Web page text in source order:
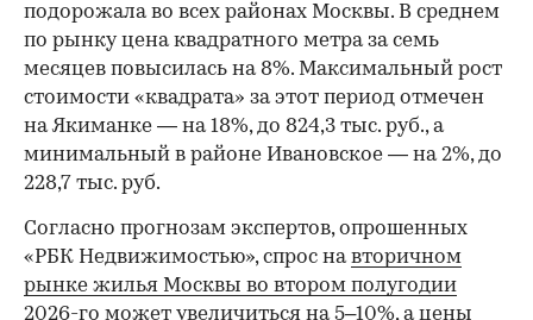
00:00
подорожала во всех районах Москвы. В среднем
по рынку цена квадратного метра за семь
месяцев повысилась на 8%. Максимальный рост
стоимости «квадрата» за этот период отмечен
на Якиманке — на 18%, до 824,3 тыс. руб., а
минимальный в районе Ивановское — на 2%, до
228,7 тыс. руб.
Согласно прогнозам экспертов, опрошенных
«РБК Недвижимостью», спрос навторичном
рынке жилья Москвы во втором полугодии
2026-го может увеличиться на 5–10%, а цены